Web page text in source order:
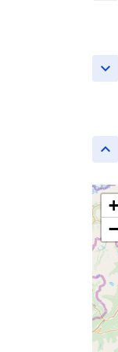
keyboard_arrow_down
keyboard_arrow_up
+
−